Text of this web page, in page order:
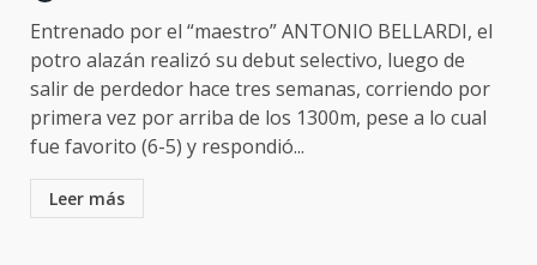
Entrenado por el “maestro” ANTONIO BELLARDI, el
potro alazán realizó su debut selectivo, luego de
salir de perdedor hace tres semanas, corriendo por
primera vez por arriba de los 1300m, pese a lo cual
fue favorito (6-5) y respondió...
Leer más